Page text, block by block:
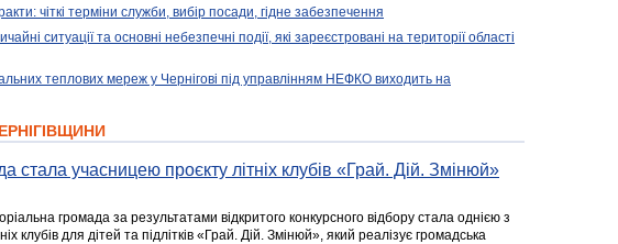
чіткі терміни служби, вибір посади, гідне забезпечення
ситуації та основні небезпечні події, які зареєстровані на території області
теплових мереж у Чернігові під управлінням НЕФКО виходить на
стала учасницею проєкту літніх клубів «Грай. Дій. Змінюй»
громада за результатами відкритого конкурсного відбору стала однією з
клубів для дітей та підлітків «Грай. Дій. Змінюй», який реалізує громадська